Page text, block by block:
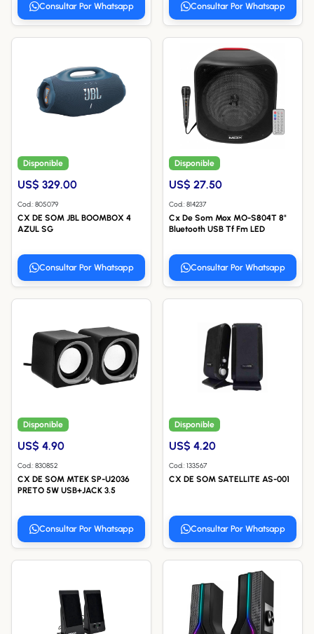
Consultar Por Whatsapp Consultar Por Whatsapp
Disponible
US$ 329.00
Cod.: 805079
CX DE SOM JBL BOOMBOX 4
AZUL SG
Consultar Por Whatsapp
Disponible
US$ 27.50
Cod.: 814237
Cx De Som Mox MO-S804T 8"
Bluetooth USB Tf Fm LED
Consultar Por Whatsapp
Disponible
US$ 4.90
Cod.: 830852
CX DE SOM MTEK SP-U2036
PRETO 5W USB+JACK 3.5
Consultar Por Whatsapp
Disponible
US$ 4.20
Cod.: 133567
CX DE SOM SATELLITE AS-001
Consultar Por Whatsapp